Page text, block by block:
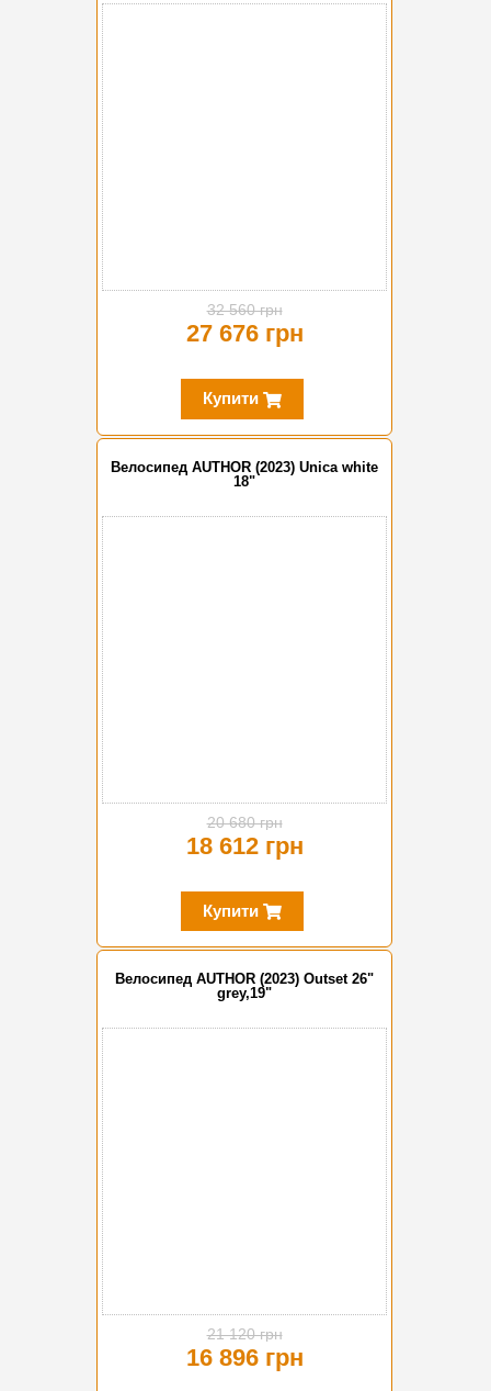
32 560 грн
27 676 грн
Купити
Велосипед AUTHOR (2023) Unica white
18"
20 680 грн
18 612 грн
Купити
Велосипед AUTHOR (2023) Outset 26"
grey,19"
21 120 грн
16 896 грн